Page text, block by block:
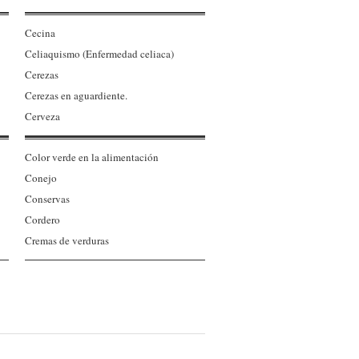
Cecina
Celiaquismo (Enfermedad celiaca)
Cerezas
Cerezas en aguardiente.
Cerveza
Color verde en la alimentación
Conejo
Conservas
Cordero
Cremas de verduras